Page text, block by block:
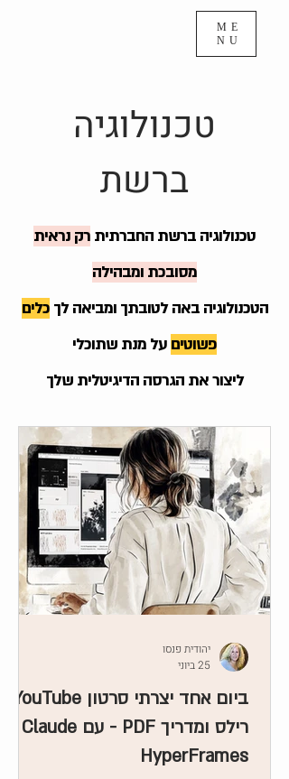
ME
NU
טכנולוגיה
ברשת
טכנולוגיה ברשת החברתית רק נראית
מסובכת ומבהילה
הטכנולוגיה באה לטובתך ומביאה לךכלים
פשוטים על מנת שתוכלי
ליצור את הגרסה הדיגיטלית שלך
HyperFrames
יהודית פנסו
25 ביוני